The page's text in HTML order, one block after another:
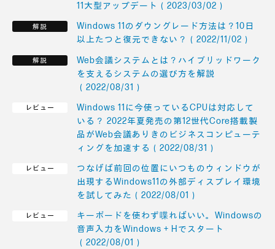
11大型アップデート（2023/03/02）
Windows 11のダウングレード方法は？10日
以上たつと復元できない？（2022/11/02）
Web会議システムとは？ハイブリッドワーク
を支えるシステムの選び方を解説
（2022/08/31）
Windows 11に今使っているCPUは対応して
いる？ 2022年夏発売の第12世代Core搭載製
品がWeb会議ありきのビジネスコンピューテ
ィングを加速する（2022/08/31）
つなげば前回の位置にいつものウィンドウが
出現するWindows11の外部ディスプレイ環境
を試してみた（2022/08/01）
キーボードを使わず喋ればいい。Windowsの
音声入力をWindows + Hでスタート
（2022/08/01）